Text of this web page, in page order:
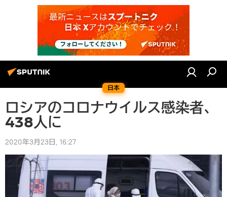
日本
ロシアのコロナウイルス感染者、
438人に
2020年3月23日, 16:27